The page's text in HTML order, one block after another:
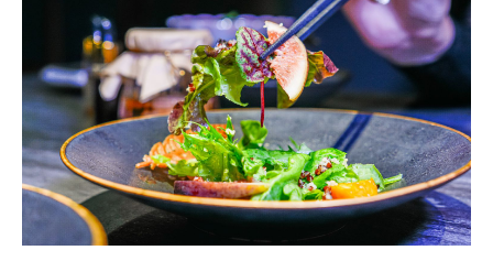
野菜，淋上了香氣四溢的日式胡麻油，吃得到水果的天然
酸甜與醇厚油香，口感相當清爽解膩，讓人期待接下來的
炭火盛宴。
韃靼生牛肉(初·粹套餐)